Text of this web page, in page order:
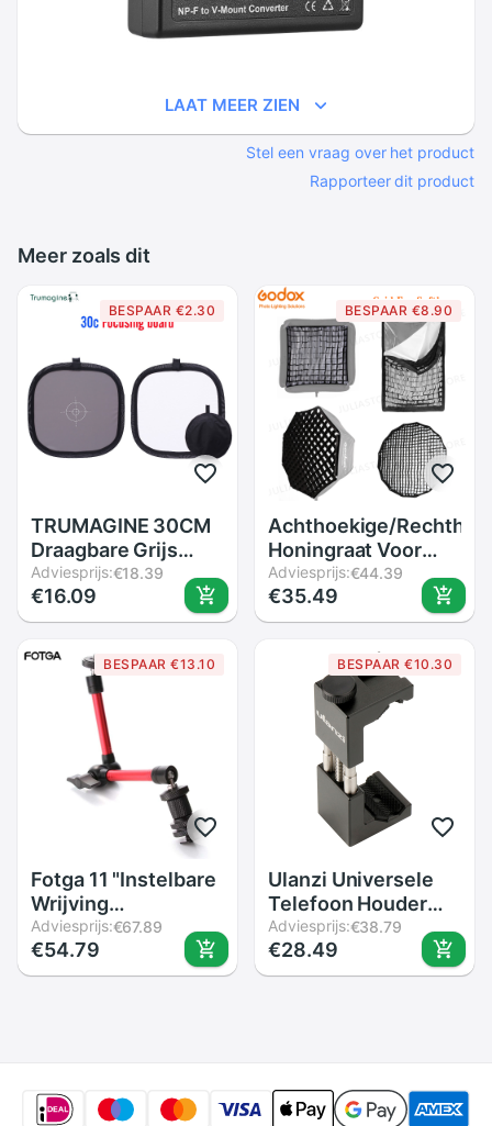
LAAT MEER ZIEN
Stel een vraag over het product
Rapporteer dit product
Meer zoals dit
BESPAAR €2.30
TRUMAGINE 30CM
Draagbare Grijs
Kaart Licht
Reflector Witbalans
Double Face Focus
Board met Draagtas
Adviesprijs:€18.39
€16.09
BESPAAR €8.90
Achthoekige/
Honingraat Voor
40X40 50X50
60X60 80X80
50X70 60X90 80 95
120 Cm P90L P90H
P120L P120H
Paraplu Softbox
Adviesprijs:€44.39
€35.49
BESPAAR €13.10
Fotga 11 "Instelbare
Wrijving
Scharnierende
Magic Arm Voor Dslr
Rig Lcd Monitor Led
Adviesprijs:€67.89
€54.79
BESPAAR €10.30
Ulanzi Universele
Telefoon Houder
1/4 "Schroef Mount
Hoogte Verstelbare
Smartphone Holder
Adviesprijs:€38.79
€28.49